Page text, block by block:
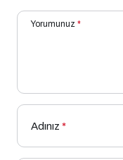
Yorumunuz *
Adınız *